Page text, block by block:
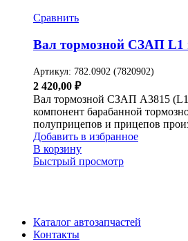
Сравнить
Вал тормозной СЗАП L1
Артикул: 782.0902 (7820902)
2 420,00 ₽
Вал тормозной СЗАП A3815
компонент барабанной
полуприцепов и прицепов
Добавить в избранное
В корзину
Быстрый просмотр
Каталог автозапчастей
Контакты